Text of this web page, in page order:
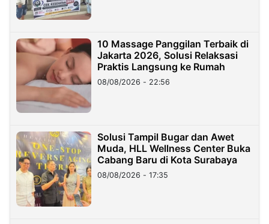
10 Massage Panggilan Terbaik di
Jakarta 2026, Solusi Relaksasi
Praktis Langsung ke Rumah
08/08/2026 - 22:56
Solusi Tampil Bugar dan Awet
Muda, HLL Wellness Center Buka
Cabang Baru di Kota Surabaya
08/08/2026 - 17:35